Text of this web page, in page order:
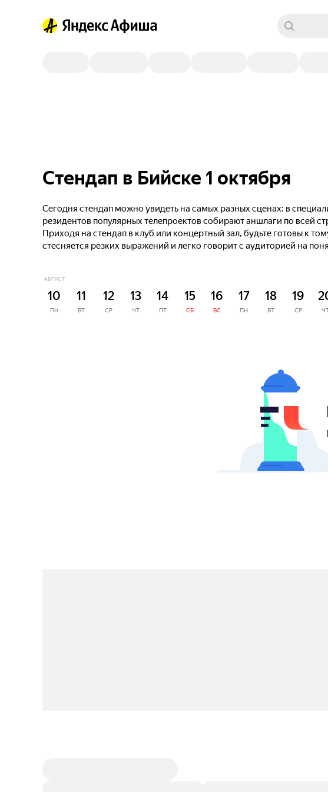
Стендап в Бийске 1 октября
Сегодня стендап можно увидеть на самых разных сценах: в
резидентов популярных телепроектов собирают аншлаги по
Приходя на стендап в клуб или концертный зал, будьте готовы к
стесняется резких выражений и легко говорит с аудиторией на
АВГУСТ
10
ПН
11
ВТ
12
СР
13
ЧТ
14
ПТ
15
СБ
16
ВС
17
ПН
18
ВТ
19
СР